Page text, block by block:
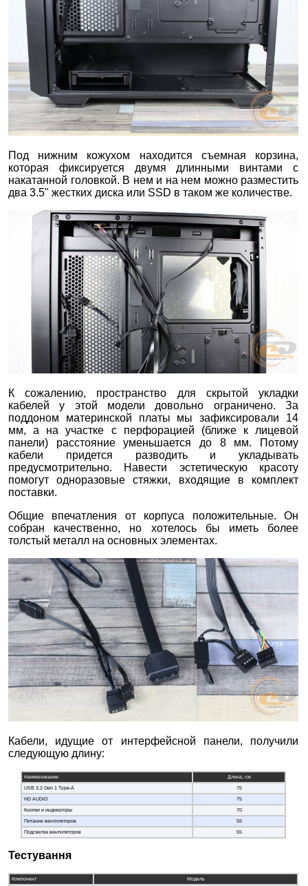
Под нижним кожухом находится съемная корзина,
которая фиксируется двумя длинными винтами с
накатанной головкой. В нем и на нем можно разместить
два 3.5" жестких диска или SSD в таком же количестве.
К сожалению, пространство для скрытой укладки
кабелей у этой модели довольно ограничено. За
поддоном материнской платы мы зафиксировали 14
мм, а на участке с перфорацией (ближе к лицевой
панели) расстояние уменьшается до 8 мм. Потому
кабели придется разводить и укладывать
предусмотрительно. Навести эстетическую красоту
помогут одноразовые стяжки, входящие в комплект
поставки.
Общие впечатления от корпуса положительные. Он
собран качественно, но хотелось бы иметь более
толстый металл на основных элементах.
Кабели, идущие от интерфейсной панели, получили
следующую длину:
Наименование
Длина, см
USB 3.2 Gen 1 Type-A
75
HD AUDIO
75
Кнопки и индикаторы
70
Питание вентиляторов
55
Подсветка вентиляторов
55
Тестування
Компонент Модель